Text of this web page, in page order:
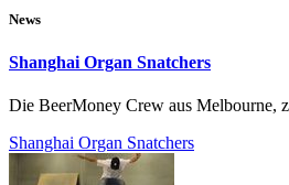
News
Shanghai Organ Snatchers
Die BeerMoney Crew aus Melbourne,
Shanghai Organ Snatchers